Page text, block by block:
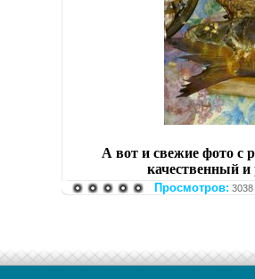
А вот и свежие фото с
качественный и
Просмотров: